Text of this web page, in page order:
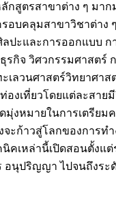
กสูตรสาขาต่าง ๆ มาก
อบคลุมสาขาวิชาต่าง
ลปะและการออกแบบ ก
รกิจ วิศวกรรมศาสตร์
เลวนศาสตร์วิทยาศาส
องเที่ยวโดยแต่ละสาย
มุ่งหมายในการเตรียม
ะก้าวสู่โลกของการทำ
คเหล่านี้เปิดสอนตั้งแต่
อนุปริญญา ไปจนถึงร